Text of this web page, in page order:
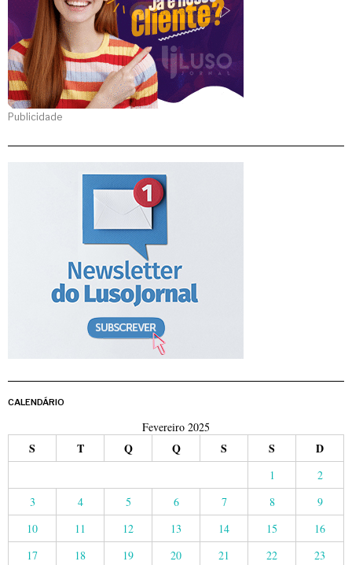
Publicidade
CALENDÁRIO
Fevereiro 2025
S T Q Q S S D
1
2
3
4 5 6 7 8
9
10
11 12 13 14 15
16
17
18 19 20 21 22 23